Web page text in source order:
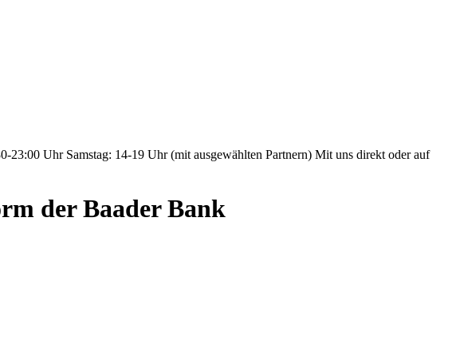
23:00 Uhr Samstag: 14-19 Uhr (mit ausgewählten Partnern) Mit uns direkt oder auf
der Baader Bank